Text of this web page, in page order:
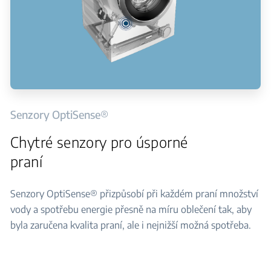
Senzory OptiSense®
Chytré senzory pro úsporné
praní
Senzory OptiSense® přizpůsobí při každém praní množství
vody a spotřebu energie přesně na míru oblečení tak, aby
byla zaručena kvalita praní, ale i nejnižší možná spotřeba.